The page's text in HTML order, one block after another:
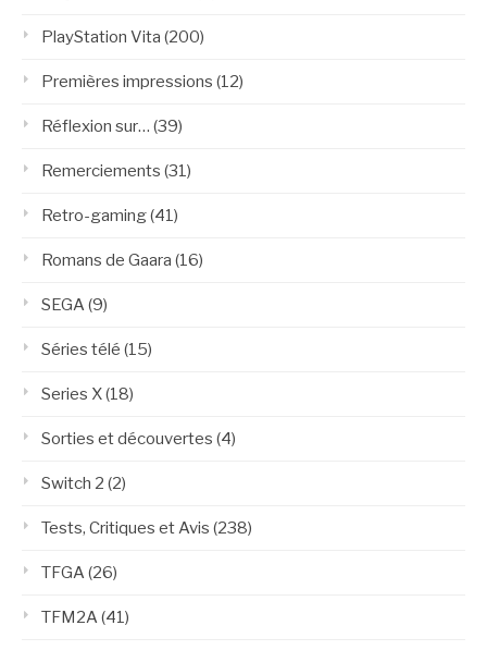
PlayStation Vita (200)
Premières impressions (12)
Réflexion sur… (39)
Remerciements (31)
Retro-gaming(41)
Romans de Gaara (16)
SEGA(9)
Séries télé (15)
Series X(18)
Sorties et découvertes (4)
Switch 2 (2)
Tests, Critiques et Avis (238)
TFGA(26)
TFM2A(41)